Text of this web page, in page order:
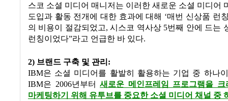
스코 소셜 미디어 매니저는 이러한 새로운 소셜 미디어
도입과 활동 전개에 대한 효과에 대해 ‘매번 신상품 런
의 비용이 절감되었고, 시스코 역사상 5번째 안에 드는
런칭이었다”라고 언급한 바 있다.
2) 브랜드 구축 및 관리:
IBM은 소셜 미디어를 활발히 활용하는 기업 중 하나
IBM은 2006년부터새로운 메인프레임 프로그램을 크
마케팅하기 위해 유투브를 중요한 소셜 미디어 채널 중